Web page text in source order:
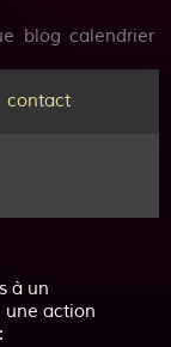
blog calendrier
contact
à un
une action